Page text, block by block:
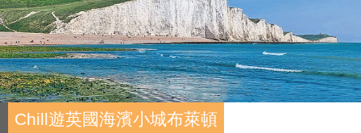
Chill遊英國海濱小城布萊頓